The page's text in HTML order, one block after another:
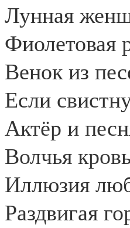
Лунная
Фиолетовая
Венок из
Если
Актёр и
Волчья
Иллюзия
Раздвигая